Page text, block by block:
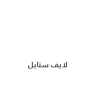
لايف ستايل